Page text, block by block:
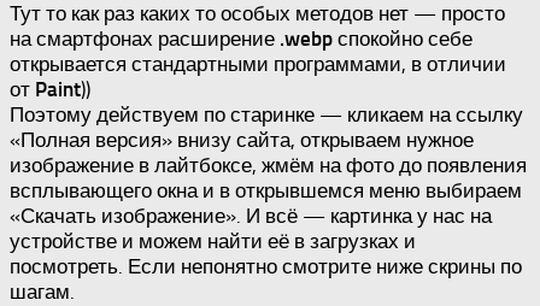
Тут то как раз каких то особых методов нет — просто
на смартфонах расширение .webp спокойно себе
открывается стандартными программами, в отличии
от Paint))
Поэтому действуем по старинке — кликаем на ссылку
«Полная версия» внизу сайта, открываем нужное
изображение в лайтбоксе, жмём на фото до появления
всплывающего окна и в открывшемся меню выбираем
«Скачать изображение». И всё — картинка у нас на
устройстве и можем найти её в загрузках и
посмотреть. Если непонятно смотрите ниже скрины по
шагам.